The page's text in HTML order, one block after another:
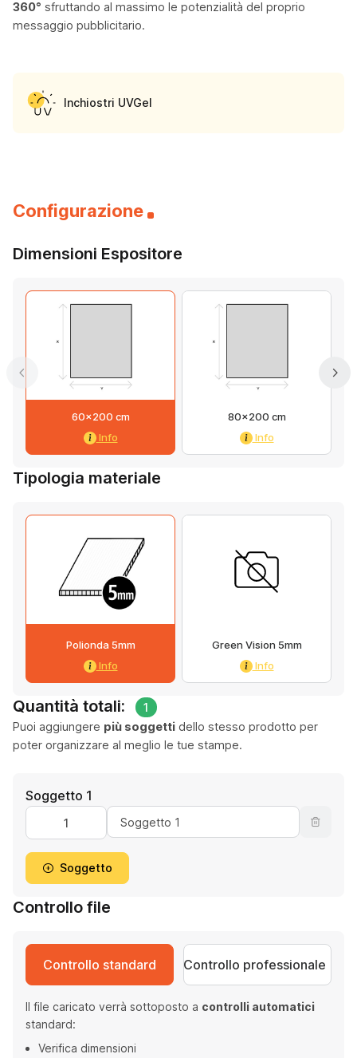
360° sfruttando al massimo le potenzialità del proprio
messaggio pubblicitario.
Inchiostri UVGel
Configurazione
Dimensioni Espositore
60x200 cm
Info
80x200 cm
Info
Tipologia materiale
Polionda 5mm
Info
Green Vision 5mm
Info
Quantità totali: 1
Puoi aggiungere più soggetti dello stesso prodotto per
poter organizzare al meglio le tue stampe.
Soggetto 1
Soggetto
Controllo file
Controllo standard Controllo professionale
Il file caricato verrà sottoposto a controlli automatici
standard:
Verifica dimensioni